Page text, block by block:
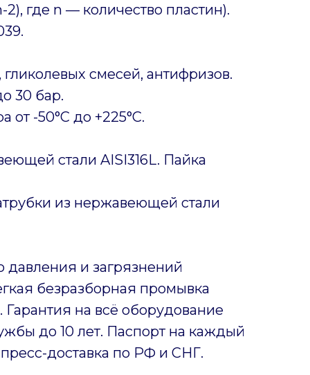
где n — количество пластин).
смесей, антифризов.
30 бар.
от -50°C до +225°C.
стали AISI316L. Пайка
из нержавеющей стали
давления и загрязнений
безразборная промывка
на всё оборудование
до 10 лет. Паспорт на каждый
доставка по РФ и СНГ.